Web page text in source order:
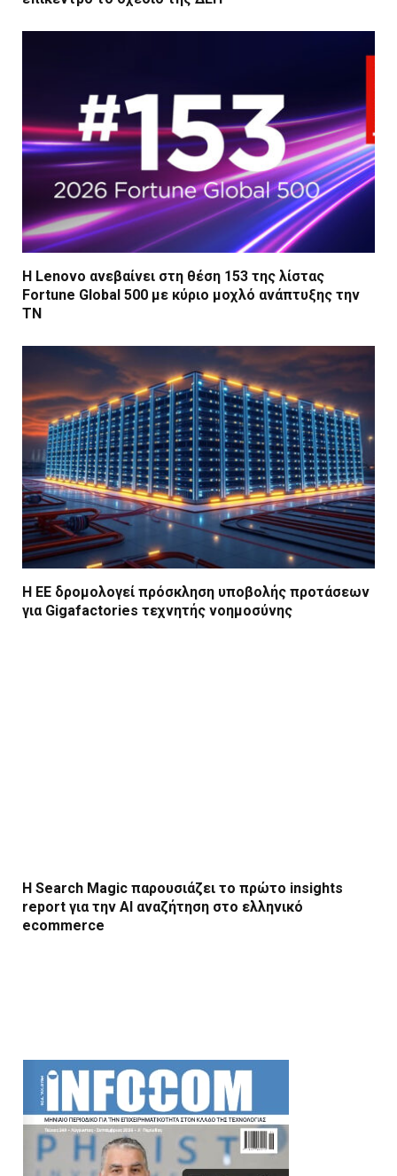
Η Lenovo ανεβαίνει στη θέση 153 της λίστας
Fortune Global 500 με κύριο μοχλό ανάπτυξης την
ΤΝ
Η ΕΕ δρομολογεί πρόσκληση υποβολής προτάσεων
για Gigafactories τεχνητής νοημοσύνης
Η Search Magic παρουσιάζει το πρώτο insights
report για την AI αναζήτηση στο ελληνικό
ecommerce